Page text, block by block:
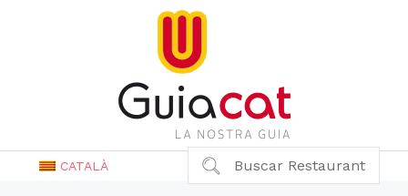
CATALÀ Buscar Restaurant